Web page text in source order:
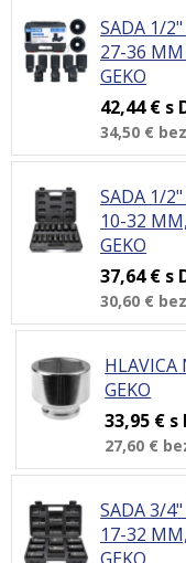
SADA 1/
27-36 MM
GEKO
42,44 € s
34,50 €
SADA 1/2"
10-32
GEKO
37,64 € s
30,60 €
HLAVICA
GEKO
33,95 € s
27,60 €
SADA 3/4"
17-32